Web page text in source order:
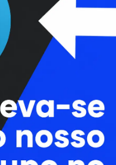
Colunas
Colaboradores
Cursos
Enviar Dica